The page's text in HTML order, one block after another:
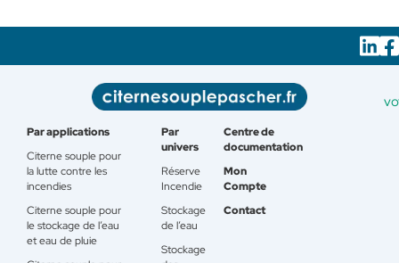
Par applications
Citerne souple pour
la lutte contre les
incendies
Citerne souple pour
le stockage de l’eau
et eau de pluie
Par
univers
Réserve
Incendie
Stockage
de l’eau
Stockage
Centre de
documentation
Mon
Compte
Contact